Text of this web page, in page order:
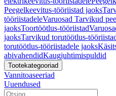
Peegelkeevitus-tööriistad jaoks
tööriistadeleVaruosad Tarvikud
jaoksToortöötlus-tööriistad
jaoksTarvikud torutöötlus-
torutöötlus-tööriistadele jaoks
abivahendidKaugjuhtimispuldid
Tootekategooriad
Vannitoaseeriad
Uuendused